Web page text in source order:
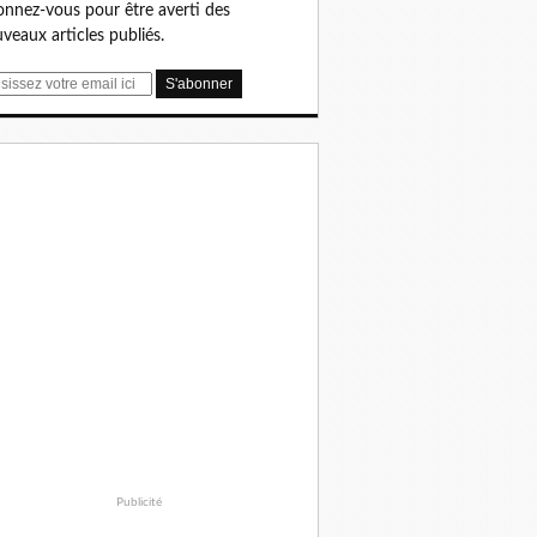
vous pour être averti des
articles publiés.
Publicité